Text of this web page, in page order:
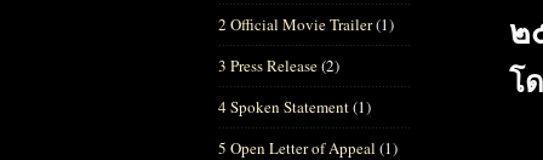
2 Official Movie Trailer(1)
3 Press Release(2)
4 Spoken Statement(1)
5 Open Letter of Appeal (1)
๒
โ